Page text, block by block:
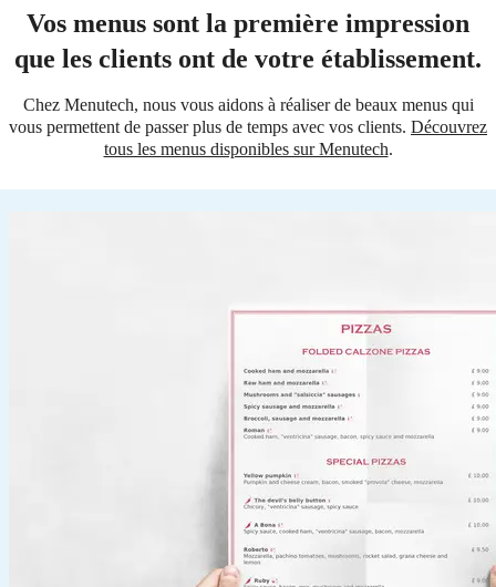
Vos menus sont la première impression
que les clients ont de votre établissement.
Chez Menutech, nous vous aidons à réaliser de beaux menus qui
vous permettent de passer plus de temps avec vos clients. Découvrez
tous les menus disponibles sur Menutech.